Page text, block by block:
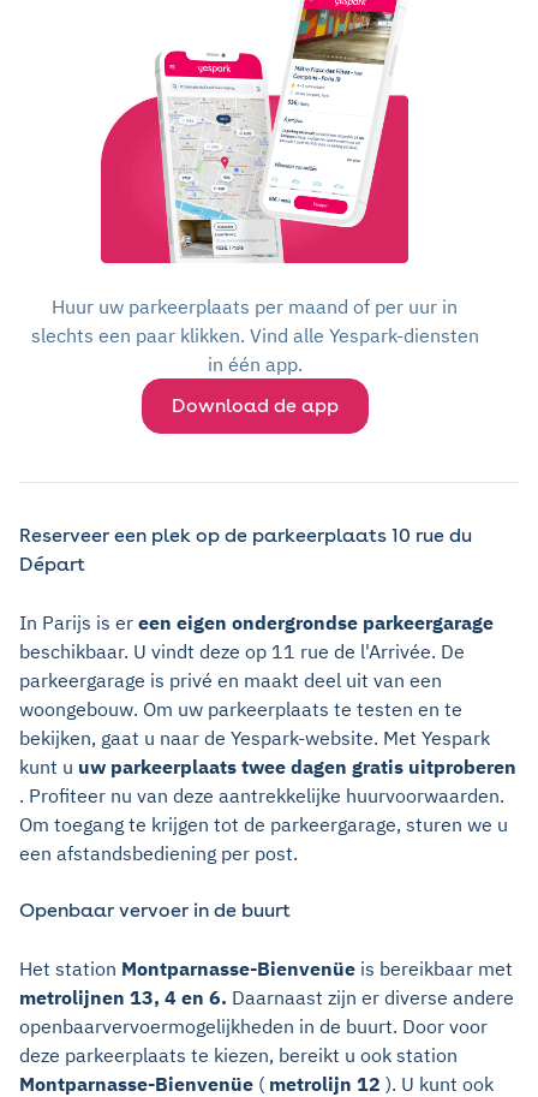
Huur uw parkeerplaats per maand of per uur in
slechts een paar klikken. Vind alle Yespark-diensten
in één app.
Download de app
Reserveer een plek op de parkeerplaats 10 rue du
Départ
In Parijs is er een eigen ondergrondse parkeergarage
beschikbaar. U vindt deze op 11 rue de l'Arrivée. De
parkeergarage is privé en maakt deel uit van een
woongebouw. Om uw parkeerplaats te testen en te
bekijken, gaat u naar de Yespark-website. Met Yespark
kunt u uw parkeerplaats twee dagen gratis uitproberen
. Profiteer nu van deze aantrekkelijke huurvoorwaarden.
Om toegang te krijgen tot de parkeergarage, sturen we u
een afstandsbediening per post.
Openbaar vervoer in de buurt
Het station Montparnasse-Bienvenüe is bereikbaar met
metrolijnen 13, 4 en 6. Daarnaast zijn er diverse andere
openbaarvervoermogelijkheden in de buurt. Door voor
deze parkeerplaats te kiezen, bereikt u ook station
Montparnasse-Bienvenüe ( metrolijn 12 ). U kunt ook